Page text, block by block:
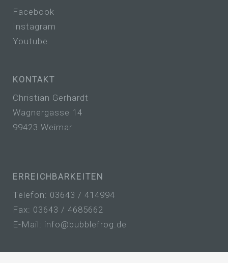
Facebook
Instagram
Youtube
KONTAKT
Christian Gerhardt
Wagnergasse 14
99423 Weimar
ERREICHBARKEITEN
Telefon: 03643 / 414994
Fax: 03643 / 4685662
E-Mail: info@bubblefrog.de
Die Datenschutzerklärung beruht auf den
Begrifflichkeiten, die durch den
Verordnungsgeber beim Erlass der
Datenschutzerklärung soll sowohl für die
und Geschäftspartner einfach lesbar und
möchten wir vorab die verwendeten
Begrifflichkeiten erläutern.
a) personenbezogene Daten
Personenbezogene Daten sind alle
Informationen, die sich auf eine identifizierte
Folgenden „betroffene Person") beziehen.